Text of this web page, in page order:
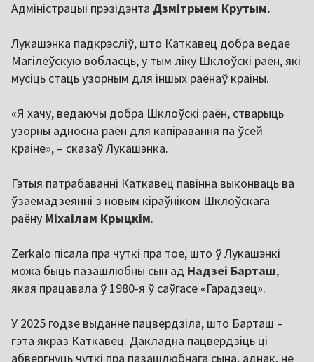
Адміністрацыі прэзідэнта Дзмітрыем Крутым.
Лукашэнка падкрэсліў, што Каткавец добра ведае
Магілёўскую вобласць, у тым ліку Шклоўскі раён, які
мусіць стаць узорным для іншых раёнаў краіны.
«Я хачу, ведаючы добра Шклоўскі раён, стварыць
узорны адносна раён для капіравання па ўсёй
краіне», – сказаў Лукашэнка.
Гэтыя патрабаванні Каткавец павінна выконваць ва
ўзаемадзеянні з новым кіраўніком Шклоўскага
раёну Міхаілам Крыцкім.
Zerkalo пісала пра чуткі пра тое, што ў Лукашэнкі
можа быць пазашлюбны сын ад Надзеі Барташ,
якая працавала ў 1980-я ў саўгасе «Гарадзец».
У 2025 годзе выданне пацвердзіла, што Барташ –
гэта якраз Каткавец. Дакладна пацвердзіць ці
абвергнуць чуткі пра пазашлюбнага сына, аднак, не